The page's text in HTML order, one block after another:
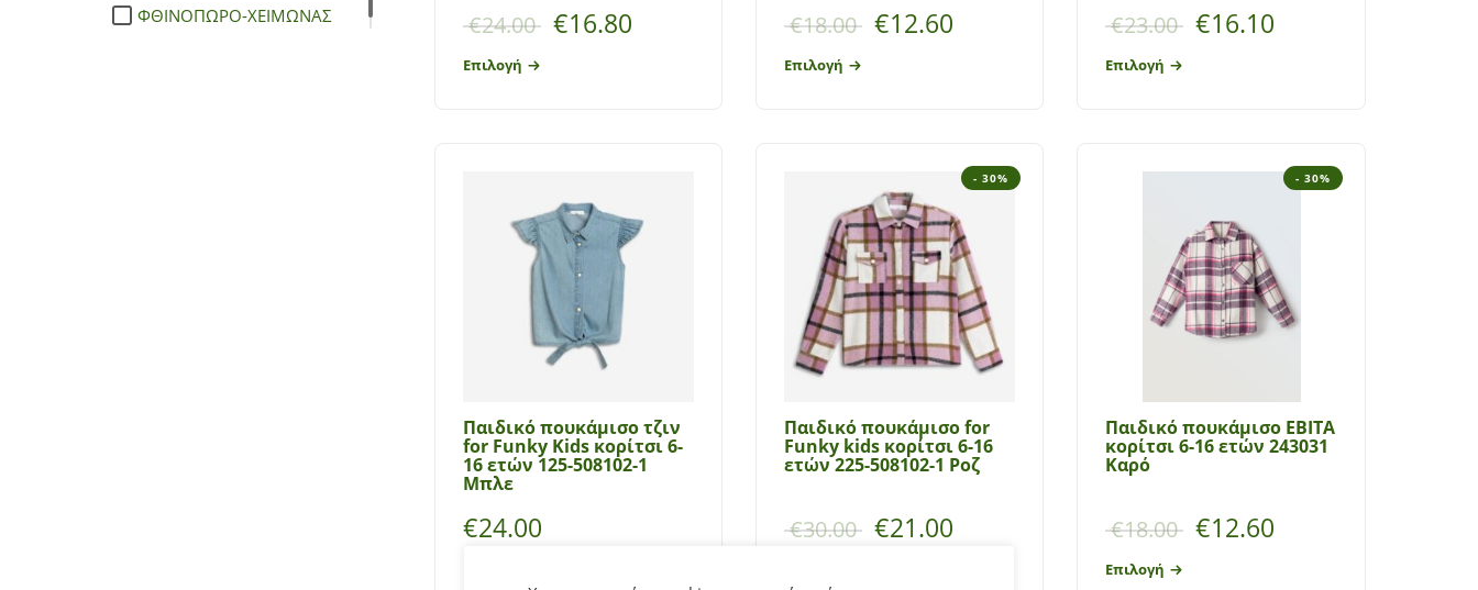
ΦΘΙΝΟΠΩΡΟ-ΧΕΙΜΩΝΑΣ
€24.00 €16.80
Επιλογή
€18.00 €12.60
Επιλογή
€23.00 €16.10
Επιλογή
Παιδικό πουκάμισο τζιν
for Funky Kids κορίτσι 6-
16 ετών 125-508102-1
Μπλε
€24.00
- 30%
Παιδικό πουκάμισο for
Funky kids κορίτσι 6-16
ετών 225-508102-1 Ροζ
€30.00 €21.00
- 30%
Παιδικό πουκάμισο ΕΒΙΤΑ
κορίτσι 6-16 ετών 243031
Καρό
€18.00 €12.60
Επιλογή